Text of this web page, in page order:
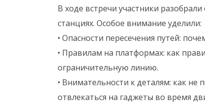
В ходе встречи участники
станциях. Особое внимание уделили:
• Опасности пересечения путей:
• Правилам на платформах: как
ограничительную линию.
• Внимательности к деталям: как не
отвлекаться на гаджеты во время